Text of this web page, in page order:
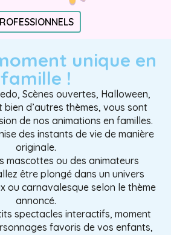
unique en
famille !
Scènes ouvertes, Halloween,
bien d’autres thèmes, vous sont
de nos animations en familles.
des instants de vie de manière
originale.
mascottes ou des animateurs
être plongé dans un univers
ou carnavalesque selon le thème
annoncé.
spectacles interactifs, moment
favoris de vos enfants,